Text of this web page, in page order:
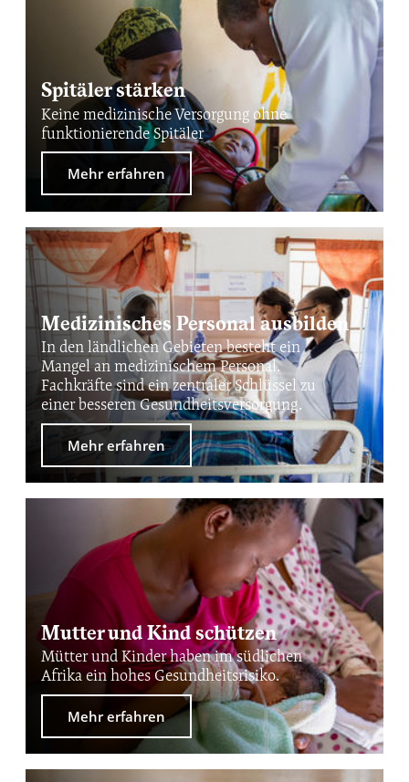
Spitäler stärken
Keine medizinische Versorgung ohne
funktionierende Spitäler
Mehr erfahren
Medizinisches Personal ausbilden
In den ländlichen Gebieten besteht ein
Mangel an medizinischem Personal.
Fachkräfte sind ein zentraler Schlüssel zu
einer besseren Gesundheitsversorgung.
Mehr erfahren
Mutter und Kind schützen
Mütter und Kinder haben im südlichen
Afrika ein hohes Gesundheitsrisiko.
Mehr erfahren